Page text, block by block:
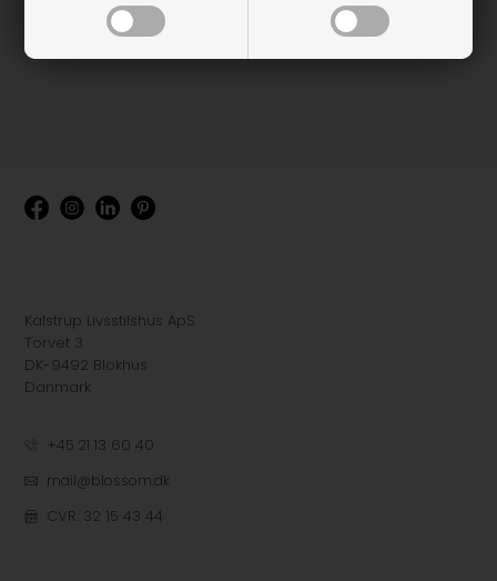
Kalstrup Livsstilshus ApS
Torvet 3
DK-9492 Blokhus
Danmark
+45 21 13 60 40
mail@blossom.dk
CVR: 32 15 43 44